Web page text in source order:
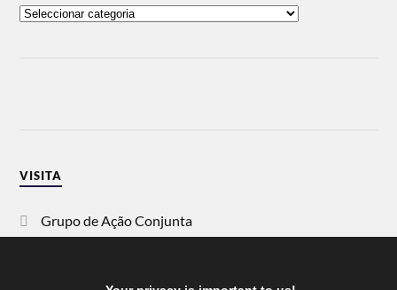
VISITA
Grupo de Ação Conjunta